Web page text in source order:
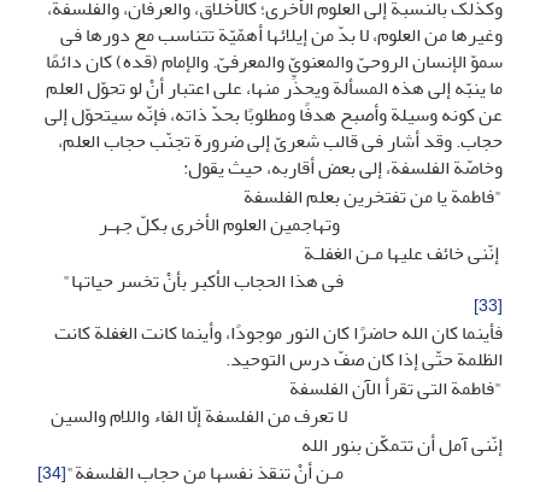
وکذلک بالنسبة إلى العلوم الأخرى؛ کالأخلاق، والعرفان، والفلسفة،
وغیرها من العلوم، لا بدّ من إیلائها أهمّیّة تتناسب مع دورها فی
سموّ الإنسان الروحیّ والمعنویّ والمعرفیّ. والإمام (قده) کان دائمًا
ما ینبّه إلى هذه المسألة ویحذِّر منها، على اعتبار أنْ لو تحوّل العلم
عن کونه وسیلة وأصبح هدفًا ومطلوبًا بحدّ ذاته، فإنّه سیتحوّل إلى
حجاب. وقد أشار فی قالب شعریّ إلى ضرورة تجنّب حجاب العلم،
وخاصّة الفلسفة، إلى بعض أقاربه، حیث یقول:
"فاطمة یا من تفتخرین بعلم الفلسفة
وتهاجمین العلوم الأخرى بکلّ جهـر
إنّنی خائف علیها مـن الغفلـة
فی هذا الحجاب الأکبر بأنْ تخسر حیاتها"
[33]
فأینما کان الله حاضرًا کان النور موجودًا، وأینما کانت الغفلة کانت
الظلمة حتّى إذا کان صفّ درس التوحید.
"فاطمة التی تقرأ الآن الفلسفة
لا تعرف من الفلسفة إلّا الفاء واللام والسین
إنّنی آمل أن تتمکّن بنور الله
مـن أنْ تنقذ نفسها من حجاب الفلسفة"[34]